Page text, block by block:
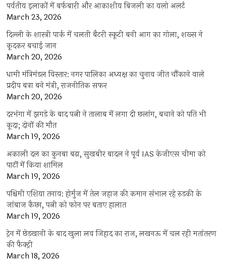
पर्वतीय इलाकों में बर्फबारी और आकाशीय बिजली का यलो अलर्ट
March 23, 2026
दिल्ली के शास्त्री पार्क में चलती बैटरी स्कूटी बनी आग का गोला, शख्स ने
कूदकर बचाई जान
March 20, 2026
धामी मंत्रिमंडल विस्तार: नगर पालिका अध्यक्ष का चुनाव जीत चौंकाने वाले
प्रदीप बत्रा बने मंत्री, राजनीतिक सफर
March 20, 2026
दरभंगा में झगड़े के बाद पत्नी ने तालाब में लगा दी छलांग, बचाने को पति भी
कूदा; दोनों की मौत
March 19, 2026
अकाली दल का कुनबा बढ़ा, सुखबीर बादल ने पूर्व IAS केजीएस चीमा को
पार्टी में किया शामिल
March 19, 2026
पश्चिमी एशिया तनाव: होर्मुज में तेल जहाज की कमान संभाल रहे रुड़की के
जांबाज कैप्टन, पत्नी को फोन पर बताए हालात
March 19, 2026
ट्रेन में छेड़खानी के बाद खुला लव जिहाद का राज, लखनऊ में चल रही मतांतरण
की फैक्ट्री
March 18, 2026